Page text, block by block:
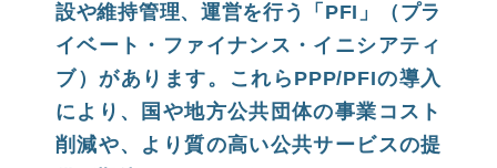
設や維持管理、運営を行う「PFI」（プラ
イベート・ファイナンス・イニシアティ
ブ）があります。これらPPP/PFIの導入
により、国や地方公共団体の事業コスト
削減や、より質の高い公共サービスの提